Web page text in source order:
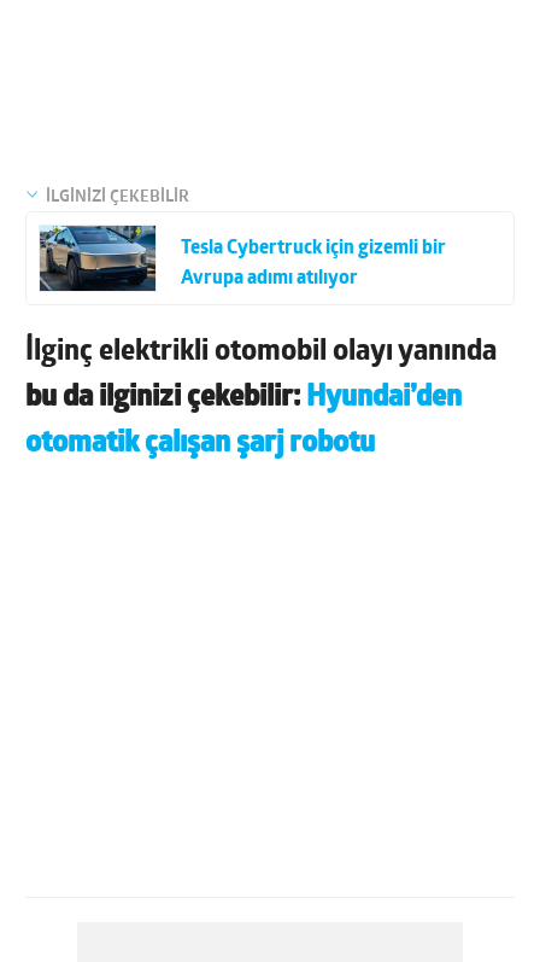
İLGİNİZİ ÇEKEBİLİR
Tesla Cybertruck için gizemli bir
Avrupa adımı atılıyor
İlginç elektrikli otomobil olayı yanında
bu da ilginizi çekebilir: Hyundai’den
otomatik çalışan şarj robotu